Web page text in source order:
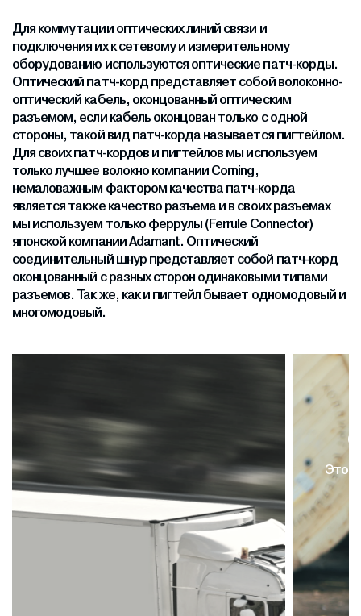
Для коммутации оптических линий связи и
подключения их к сетевому и измерительному
оборудованию используются оптические патч-корды.
Оптический патч-корд представляет собой волоконно-
оптический кабель, оконцованный оптическим
разъемом, если кабель оконцован только с одной
стороны, такой вид патч-корда называется пигтейлом.
Для своих патч-кордов и пигтейлов мы используем
только лучшее волокно компании Corning,
немаловажным фактором качества патч-корда
является также качество разъема и в своих разъемах
мы используем только феррулы (Ferrule Connector)
японской компании Adamant. Оптический
соединительный шнур представляет собой патч-корд
оконцованный с разных сторон одинаковыми типами
разъемов. Так же, как и пигтейл бывает одномодовый и
многомодовый.
Собственный склад кабеля
Это исключает кражу вашего товара на 100 %